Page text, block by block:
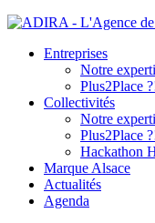
Entreprises
Notre
Plus2Place
Collectivités
Notre
Plus2Place
Hackathon
Marque Alsace
Actualités
Agenda